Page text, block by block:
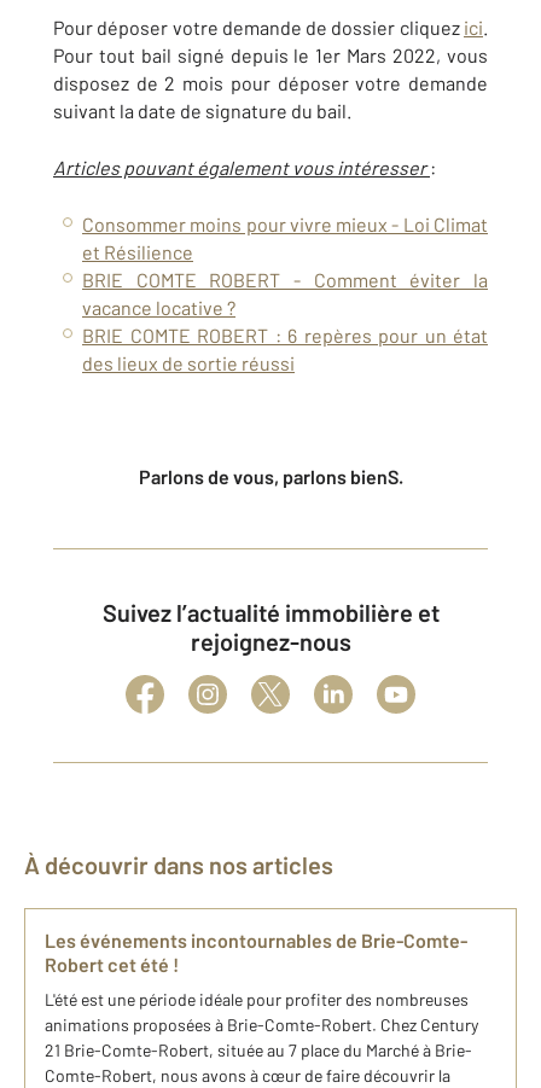
Pour déposer votre demande de dossier cliquez ici
Pour tout bail signé depuis le 1er Mars 2022, vous
disposez de 2 mois pour déposer votre demande
suivant la date de signature du bail.
Articles pouvant également vous intéresser:
Consommer moins pour vivre mieux - Loi Climat
et Résilience
BRIE COMTE ROBERT - Comment éviter la
vacance locative ?
BRIE COMTE ROBERT : 6 repères pour un état
des lieux de sortie réussi
Parlons de vous, parlons bienS.
Suivez l’actualité immobilière et
rejoignez-nous
À découvrir dans nos articles
Les événements incontournables de Brie-Comte-
Robert cet été !
L'été est une période idéale pour profiter des nombreuses
animations proposées à Brie-Comte-Robert. Chez Century
21 Brie-Comte-Robert, située au 7 place du Marché à Brie-
Comte-Robert, nous avons à cœur de faire découvrir la